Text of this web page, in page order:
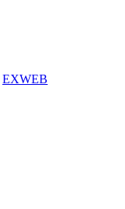
EXWEB